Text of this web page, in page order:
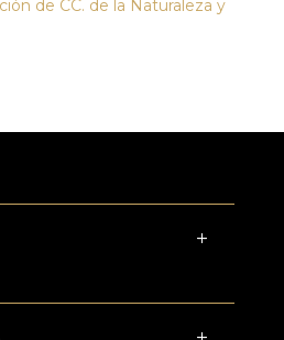
de CC. de la Naturaleza y